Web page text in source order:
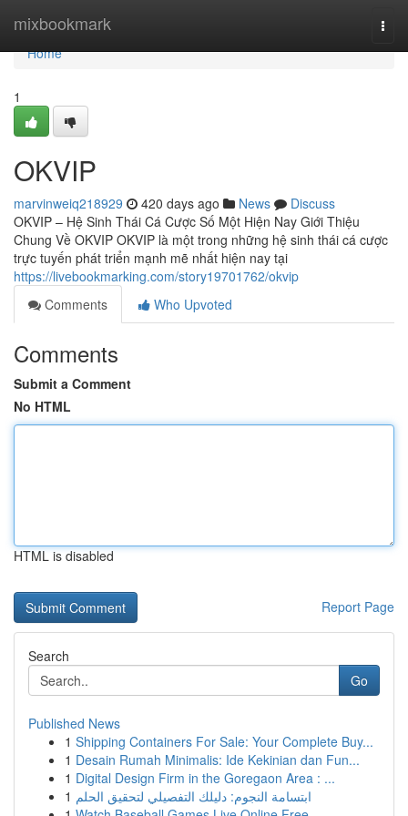
mixbookmark
Home
Home
1
OKVIP
marvinweiq218929 420 days ago News
Discuss
OKVIP – Hệ Sinh Thái Cá Cược Số Một Hiện Nay Giới Thiệu
Chung Về OKVIP OKVIP là một trong những hệ sinh thái cá cược
trực tuyến phát triển mạnh mẽ nhất hiện nay tại
https://livebookmarking.com/story19701762/okvip
Comments
Who Upvoted
Comments
Submit a Comment
No HTML
HTML is disabled
Report Page
Search
Go
Published News
1 Shipping Containers For Sale: Your Complete Buy...
1 Desain Rumah Minimalis: Ide Kekinian dan Fun...
1 Digital Design Firm in the Goregaon Area : ...
1 ابتسامة النجوم: دليلك التفصيلي لتحقيق الحلم